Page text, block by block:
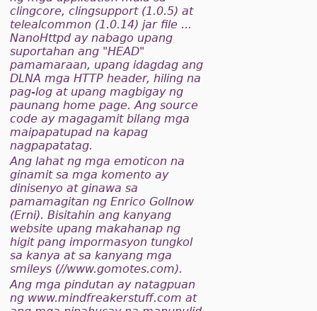
clingcore, clingsupport (1.0.5) at
telealcommon (1.0.14) jar file ...
NanoHttpd ay nabago upang
suportahan ang "HEAD"
pamamaraan, upang idagdag ang
DLNA mga HTTP header, hiling na
pag-log at upang magbigay ng
paunang home page. Ang source
code ay magagamit bilang mga
maipapatupad na kapag
nagpapatatag.
Ang lahat ng mga emoticon na
ginamit sa mga komento ay
dinisenyo at ginawa sa
pamamagitan ng Enrico Gollnow
(Erni). Bisitahin ang kanyang
website upang makahanap ng
higit pang impormasyon tungkol
sa kanya at sa kanyang mga
smileys (//www.gomotes.com).
Ang mga pindutan ay natagpuan
ng www.mindfreakerstuff.com at